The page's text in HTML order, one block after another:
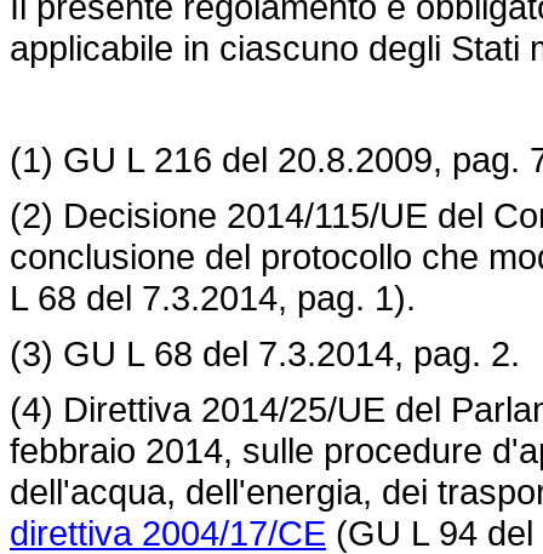
applicabile in ciascuno degli Stati
(1) GU L 216 del 20.8.2009, pag.
(2) Decisione 2014/115/UE del
conclusione del protocollo che
L 68 del 7.3.2014, pag. 1).
(3) GU L 68 del 7.3.2014, pag. 2.
(4) Direttiva 2014/25/UE del
febbraio 2014, sulle procedure
dell'acqua, dell'energia, dei
direttiva 2004/17/CE (GU L 94